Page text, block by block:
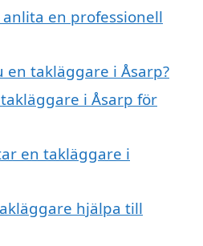
en professionell
takläggare i Åsarp?
i Åsarp för
en takläggare i
hjälpa till